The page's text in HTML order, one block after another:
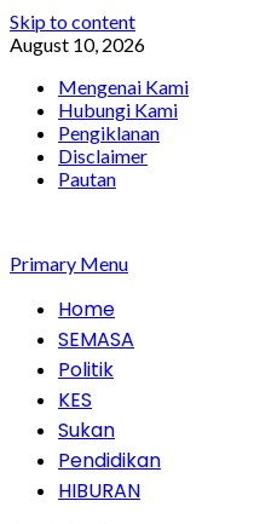
Skip to content
August 10, 2026
Mengenai Kami
Hubungi Kami
Pengiklanan
Disclaimer
Pautan
Primary Menu
Home
SEMASA
Politik
KES
Sukan
Pendidikan
HIBURAN